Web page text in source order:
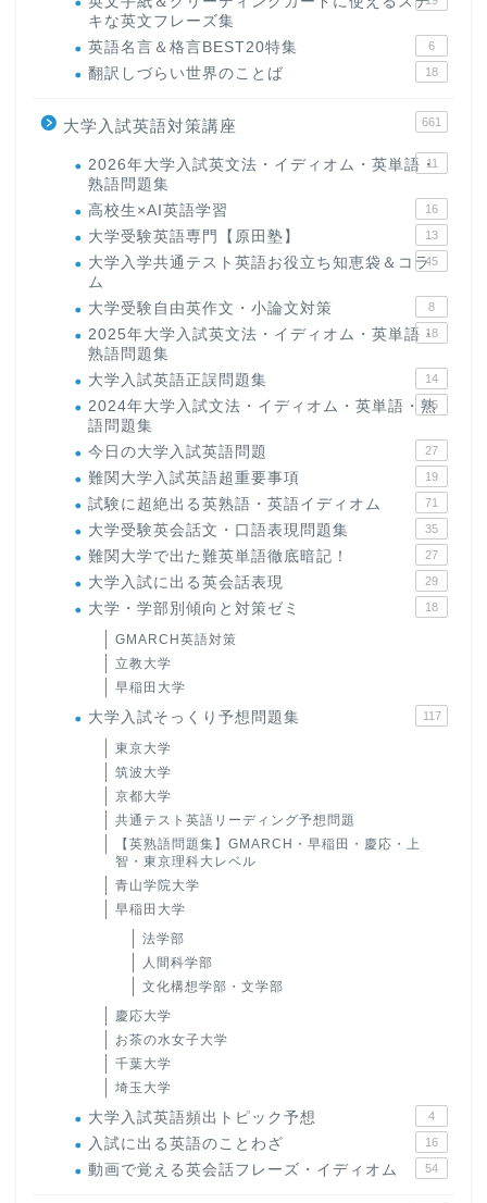
キな英文フレーズ集
英語名言＆格言BEST20特集 6
翻訳しづらい世界のことば 18
大学入試英語対策講座 661
2026年大学入試英文法・イディオム・英単語・
熟語問題集
11
高校生×AI英語学習 16
大学受験英語専門【原田塾】 13
大学入学共通テスト英語お役立ち知恵袋＆コラ
ム
45
大学受験自由英作文・小論文対策 8
2025年大学入試英文法・イディオム・英単語・
熟語問題集
18
大学入試英語正誤問題集 14
2024年大学入試文法・イディオム・英単語・熟
語問題集
15
今日の大学入試英語問題 27
難関大学入試英語超重要事項 19
試験に超絶出る英熟語・英語イディオム 71
大学受験英会話文・口語表現問題集 35
難関大学で出た難英単語徹底暗記！ 27
大学入試に出る英会話表現 29
大学・学部別傾向と対策ゼミ 18
GMARCH英語対策
立教大学
早稲田大学
大学入試そっくり予想問題集 117
東京大学
筑波大学
京都大学
共通テスト英語リーディング予想問題
【英熟語問題集】GMARCH・早稲田・慶応・上
智・東京理科大レベル
青山学院大学
早稲田大学
法学部
人間科学部
文化構想学部・文学部
慶応大学
お茶の水女子大学
千葉大学
埼玉大学
大学入試英語頻出トピック予想 4
入試に出る英語のことわざ 16
動画で覚える英会話フレーズ・イディオム 54